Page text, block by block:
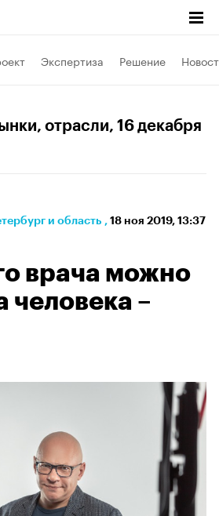
Экспертиза Решение
отрасли, 16 декабря
и область , 18 ноя 2019, 13:37
врача можно
человека –